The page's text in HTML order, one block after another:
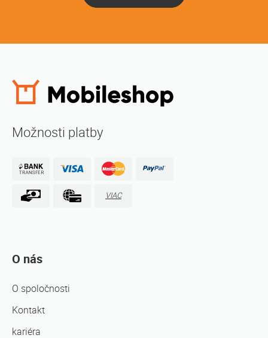
Možnosti platby
VIAC
O nás
O spoločnosti
Kontakt
kariéra